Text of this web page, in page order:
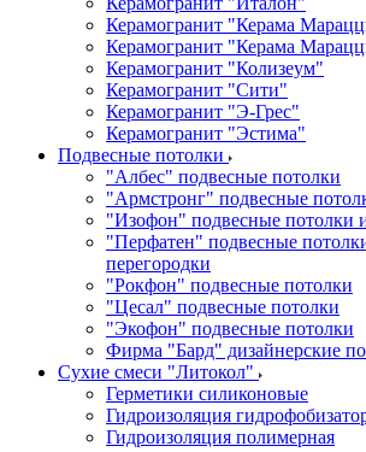
Керамогранит "Керама
Керамогранит "Керама
Керамогранит "Колизеум"
Керамогранит "Сити"
Керамогранит "Э-Грес"
Керамогранит "Эстима"
Подвесные потолки
"Албес" подвесные потолки
"Армстронг" подвесные
"Изофон" подвесные потолки
"Перфатен" подвесные
перегородки
"Рокфон" подвесные потолки
"Цесал" подвесные потолки
"Экофон" подвесные потолки
Фирма "Бард" дизайнерские
Сухие смеси "Литокол"
Герметики силиконовые
Гидроизоляция
Гидроизоляция полимерная